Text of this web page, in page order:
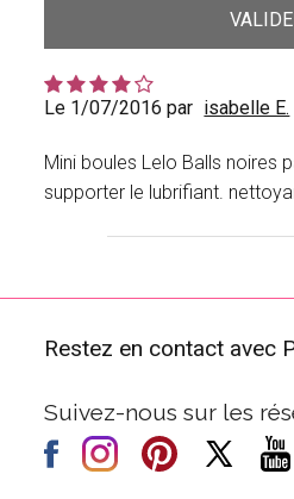
Le 1/07/2016 par isabelle E.
Mini boules Lelo Balls noires
supporter le lubrifiant.
Restez en contact avec
Suivez-nous sur les